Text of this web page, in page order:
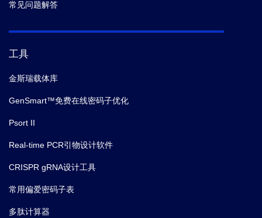
常见问题解答
工具
金斯瑞载体库
GenSmart™免费在线密码子优化
Psort II
Real-time PCR引物设计软件
CRISPR gRNA设计工具
常用偏爱密码子表
多肽计算器